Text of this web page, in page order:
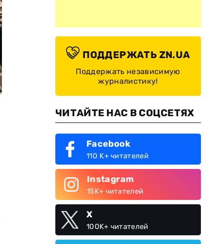
ПОДДЕРЖАТЬ ZN.UA
Поддержать независимую
журналистику!
ЧИТАЙТЕ НАС В СОЦСЕТЯХ
Facebook
110 K+ читателей
Instagram
15K+ читателей
X
100K+ читателей